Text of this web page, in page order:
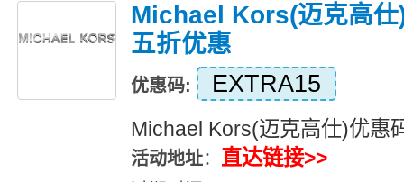
Michael Kors(迈克高仕
五折优惠
优惠码: EXTRA15
Michael Kors(迈克高仕)优惠
活动地址： 直达链接>>